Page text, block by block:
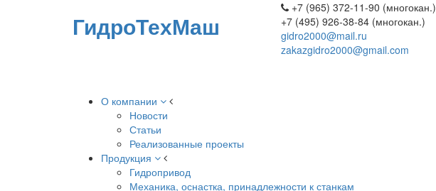
ГидроТехМаш
+7 (965) 372-11-90 (многокан.)
+7 (495) 926-38-84 (многокан.)
gidro2000@mail.ru
zakazgidro2000@gmail.com
О компании
Новости
Статьи
Реализованные проекты
Продукция
Гидропривод
Механика, оснастка, принадлежности к станкам